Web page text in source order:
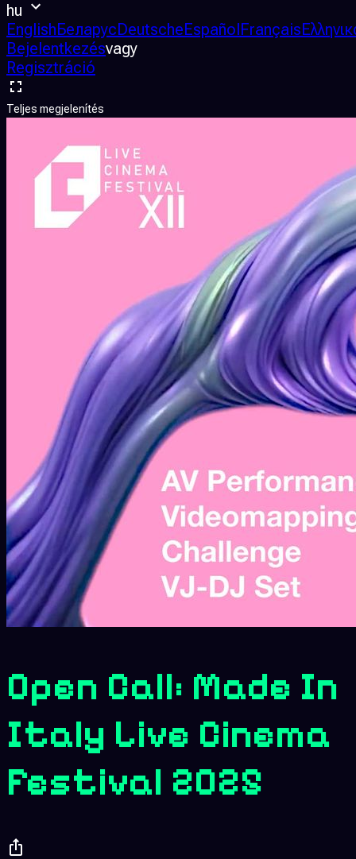
hu
EnglishБеларусDeutscheEspañolFrançais
Bejelentkezésvagy
Regisztráció
Teljes megjelenítés
Open Call: Made In
Italy Live Cinema
Festival 2025